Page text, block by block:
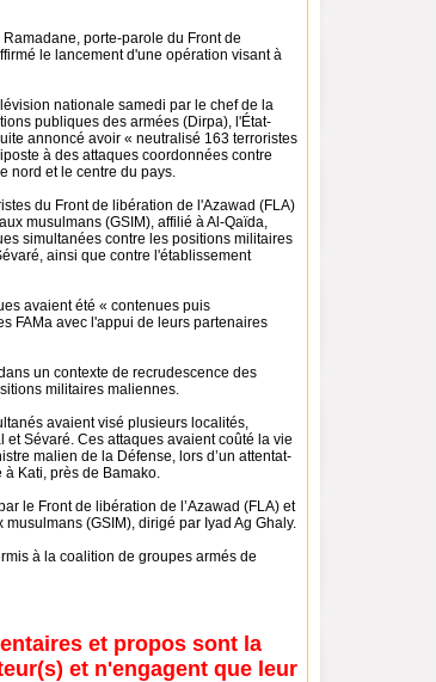
porte-parole du Front de
le lancement d'une opération visant à
nationale samedi par le chef de la
publiques des armées (Dirpa), l'État-
annoncé avoir « neutralisé 163 terroristes
à des attaques coordonnées contre
nord et le centre du pays.
du Front de libération de l'Azawad (FLA)
musulmans (GSIM), affilié à Al-Qaïda,
simultanées contre les positions militaires
ainsi que contre l'établissement
avaient été « contenues puis
FAMa avec l'appui de leurs partenaires
un contexte de recrudescence des
militaires maliennes.
avaient visé plusieurs localités,
et Sévaré. Ces attaques avaient coûté la vie
malien de la Défense, lors d’un attentat-
Kati, près de Bamako.
le Front de libération de l’Azawad (FLA) et
musulmans (GSIM), dirigé par Iyad Ag Ghaly.
à la coalition de groupes armés de
et propos sont la
et n'engagent que leur